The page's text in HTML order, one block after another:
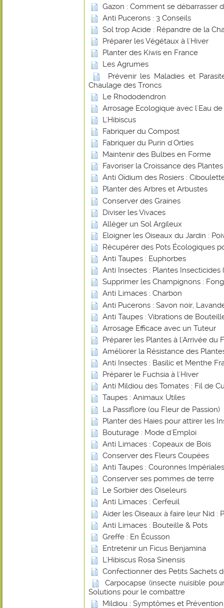
Gazon : Comment se débarrasser
Anti Pucerons : 3 Conseils
Sol trop Acide : Répandre de la
Préparer les Végétaux à l'Hiver
Planter des Kiwis en France
Les Agrumes
Prévenir les Maladies et
Chaulage des Troncs
Le Rhododendron
Arrosage Ecologique avec l'Eau
L'Hibiscus
Fabriquer du Compost
Fabriquer du Purin d'Orties
Maintenir des Bulbes en Forme
Favoriser la Croissance des
Anti Oïdium des Rosiers :
Planter des Arbres et Arbustes
Conserver des Graines
Diviser les Vivaces
Alléger un Sol Argileux
Eloigner les Oiseaux du Jardin :
Récupérer des Pots Écologiques
Anti Taupes : Euphorbes
Anti Insectes : Plantes Insecticides
Supprimer les Champignons :
Anti Limaces : Charbon
Anti Pucerons : Savon noir,
Anti Taupes : Vibrations de
Arrosage Efficace avec un Tuteur
Préparer les Plantes à l'Arrivée du
Améliorer la Résistance des
Anti Insectes : Basilic et Menthe
Préparer le Fuchsia à l'Hiver
Anti Mildiou des Tomates : Fil de
Taupes : Animaux Utiles
La Passiflore (ou Fleur de Passion)
Planter des Haies pour attirer les
Bouturage : Mode d'Emploi
Anti Limaces : Copeaux de Bois
Conserver des Fleurs Coupées
Anti Taupes : Couronnes Impériales
Conserver ses pommes de terre
Le Sorbier des Oiseleurs
Anti Limaces : Cerfeuil
Aider les Oiseaux à faire leur Nid :
Anti Limaces : Bouteille & Pots
Greffe : En Écusson
Entretenir un Ficus Benjamina
L'Hibiscus Rosa Sinensis
Confectionner des Petits Sachets
Carpocapse (insecte nuisible
Solutions pour le combattre
Mildiou : Symptômes et Prévention